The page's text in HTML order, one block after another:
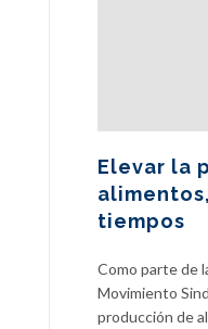
Elevar la
tiempos
Como parte de
Movimiento
producción de